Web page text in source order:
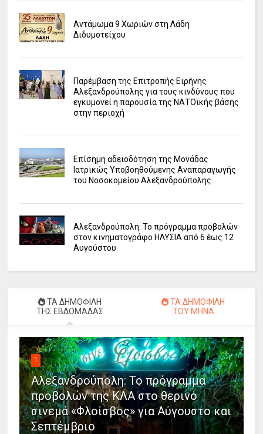
Αντάμωμα 9 Χωριών στη Λάδη
Διδυμοτείχου
Παρέμβαση της Επιτροπής Ειρήνης
Αλεξανδρούπολης για τους κινδύνους που
εγκυμονεί η παρουσία της ΝΑΤΟϊκής βάσης
στην περιοχή
Επίσημη αδειοδότηση της Μονάδας
Ιατρικώς Υποβοηθούμενης Αναπαραγωγής
του Νοσοκομείου Αλεξανδρούπολης
Αλεξανδρούπολη: Το πρόγραμμα προβολών
στον κινηματογράφο ΗΛΥΣΙΑ από 6 έως 12
Αυγούστου
ΤΑ ΔΗΜΟΦΙΛΗ
ΤΗΣ ΕΒΔΟΜΑΔΑΣ
ΤΑ ΔΗΜΟΦΙΛΗ
ΤΟΥ ΜΗΝΑ
1
Αλεξανδρούπολη: Το πρόγραμμα
προβολών της ΚΛΑ στο θερινό
σινεμά «Φλοίσβος» για Αύγουστο και
Σεπτέμβριο